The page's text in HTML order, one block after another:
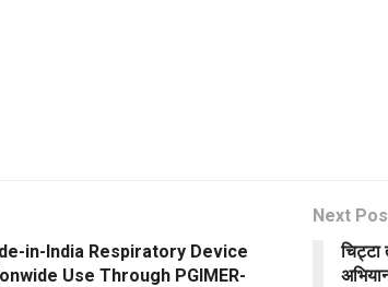
in-India Respiratory Device
Use Through PGIMER-
Next
चिट्टा